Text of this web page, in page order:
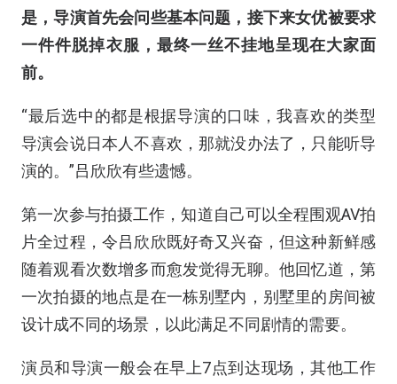
是，导演首先会问些基本问题，接下来女优被要求
一件件脱掉衣服，最终一丝不挂地呈现在大家面
前。
“最后选中的都是根据导演的口味，我喜欢的类型
导演会说日本人不喜欢，那就没办法了，只能听导
演的。”吕欣欣有些遗憾。
第一次参与拍摄工作，知道自己可以全程围观AV拍
片全过程，令吕欣欣既好奇又兴奋，但这种新鲜感
随着观看次数增多而愈发觉得无聊。他回忆道，第
一次拍摄的地点是在一栋别墅内，别墅里的房间被
设计成不同的场景，以此满足不同剧情的需要。
演员和导演一般会在早上7点到达现场，其他工作